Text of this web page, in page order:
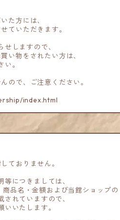
た方には、
ていただきます。
しますので、
い物をされたい方は、
。
ので、ご注意ください。
index.html
ておりません。
につきましては、
商品名・金額および当館ショップの
れていますので、
いたします。